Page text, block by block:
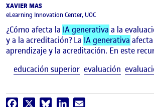
XAVIER MAS
eLearning Innovation Center, UOC
¿Cómo afecta la IA generativa a la
y a la acreditación? La IA generativa
aprendizaje y la acreditación. En este
educación superior evaluación
Facebook BlueskyLinkedIn